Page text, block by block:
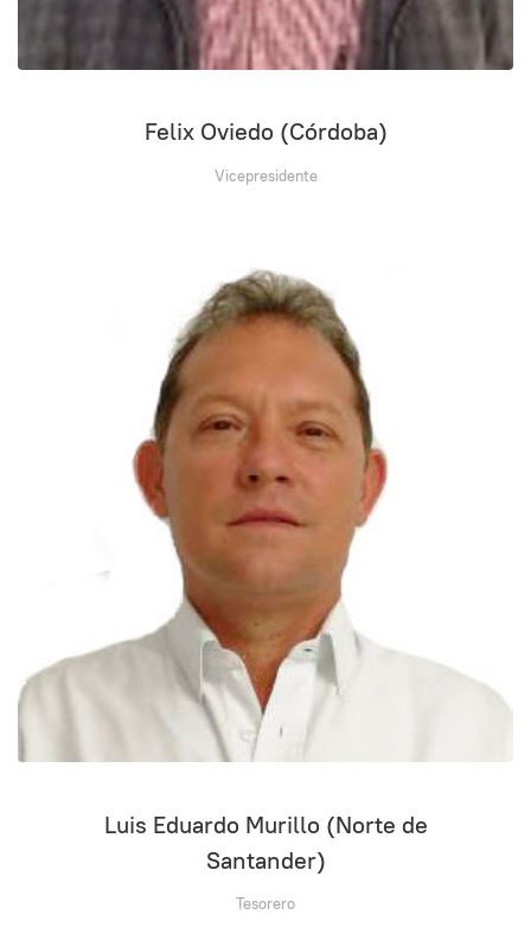
Felix Oviedo (Córdoba)
Vicepresidente
Luis Eduardo Murillo (Norte de
Santander)
Tesorero